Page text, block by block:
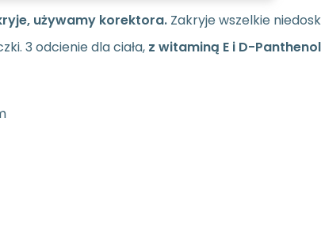
używamy korektora. Zakryje wszelkie
3 odcienie dla ciała, z witaminą E i D-